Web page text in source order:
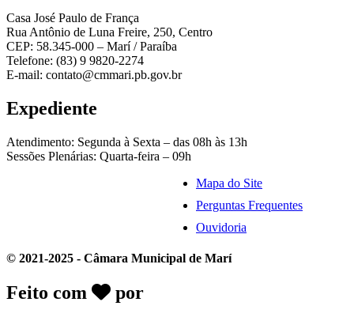
Casa José Paulo de França
Rua Antônio de Luna Freire, 250, Centro
CEP: 58.345-000 – Marí / Paraíba
Telefone: (83) 9 9820-2274
E-mail: contato@cmmari.pb.gov.br
Expediente
Atendimento: Segunda à Sexta – das 08h às 13h
Sessões Plenárias: Quarta-feira – 09h
Mapa do Site
Perguntas Frequentes
Ouvidoria
© 2021-2025 - Câmara Municipal de Marí
Feito com por